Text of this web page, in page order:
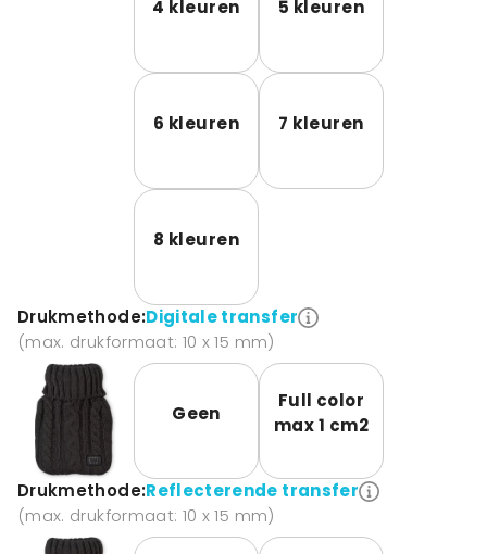
4 kleuren 5 kleuren
6 kleuren 7 kleuren
8 kleuren
Drukmethode:Digitale transfer
(max. drukformaat: 10 x 15 mm)
Geen
Full color
max 1 cm2
Drukmethode:Reflecterende transfer
(max. drukformaat: 10 x 15 mm)